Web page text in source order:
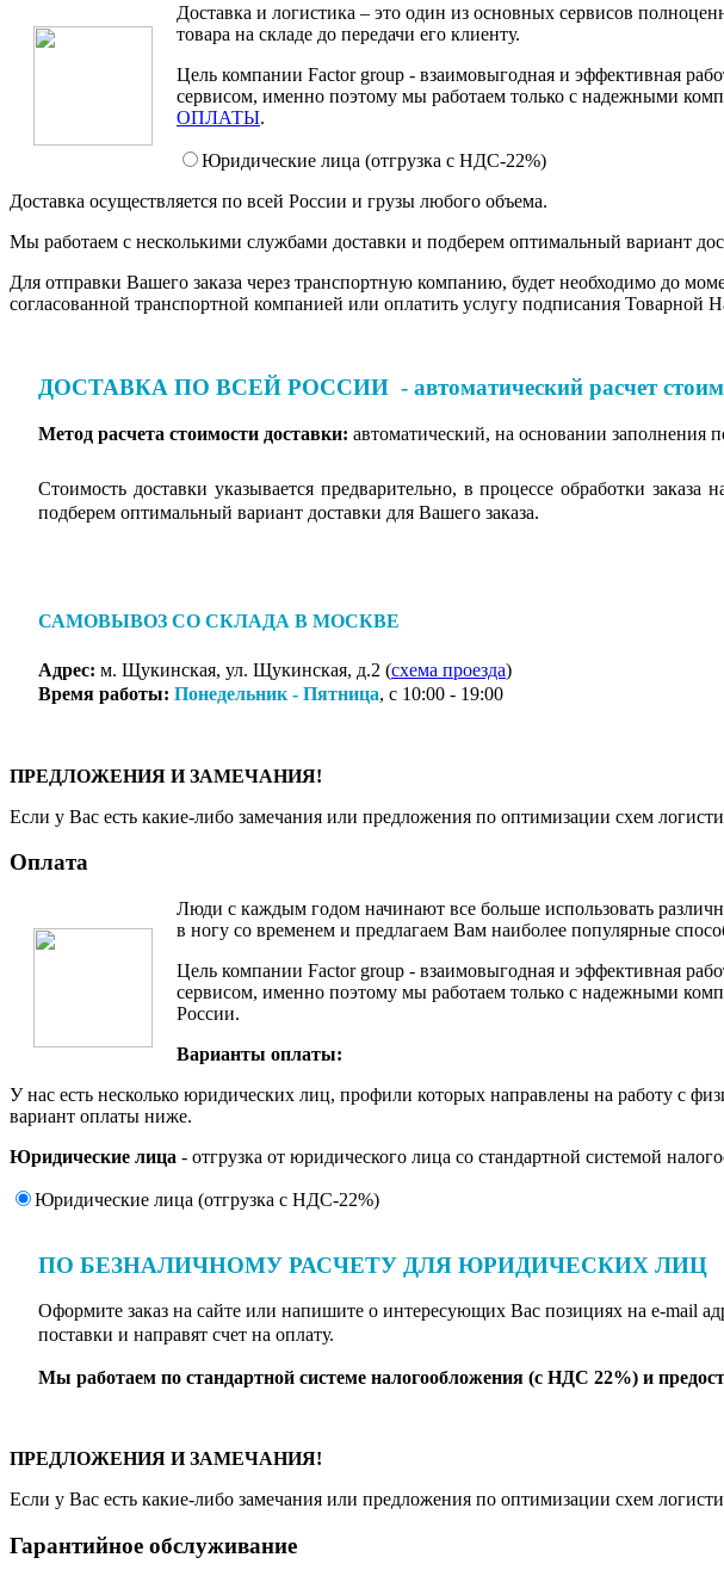
Доставка и логистика – это один из основных сервисов
товара на складе до передачи его клиенту.
Цель компании Factor group - взаимовыгодная и эффективная
сервисом, именно поэтому мы работаем только с надежными
ОПЛАТЫ.
Юридические лица (отгрузка c НДС-22%)
Доставка осуществляется по всей России и грузы любого объема.
Мы работаем с несколькими службами доставки и подберем оптимальный вариант
Для отправки Вашего заказа через транспортную компанию, будет необходимо до
согласованной транспортной компанией или оплатить услугу подписания Товарной
ДОСТАВКА ПО ВСЕЙ РОССИИ - автоматический расчет
Метод расчета стоимости доставки: автоматический, на основании заполнения
Стоимость доставки указывается предварительно, в процессе обработки
подберем оптимальный вариант доставки для Вашего заказа.
САМОВЫВОЗ СО СКЛАДА В МОСКВЕ
Адрес: м. Щукинская, ул. Щукинская, д.2 (схема проезда)
Время работы: Понедельник - Пятница, с 10:00 - 19:00
ПРЕДЛОЖЕНИЯ И ЗАМЕЧАНИЯ!
Если у Вас есть какие-либо замечания или предложения по оптимизации схем
Оплата
Люди с каждым годом начинают все больше использовать
в ногу со временем и предлагаем Вам наиболее популярные
Цель компании Factor group - взаимовыгодная и эффективная
сервисом, именно поэтому мы работаем только с надежными
России.
Варианты оплаты:
У нас есть несколько юридических лиц, профили которых направлены на работу с
вариант оплаты ниже.
Юридические лица - отгрузка от юридического лица со стандартной системой
Юридические лица (отгрузка c НДС-22%)
ПО БЕЗНАЛИЧНОМУ РАСЧЕТУ ДЛЯ ЮРИДИЧЕСКИХ ЛИЦ
Оформите заказ на сайте или напишите о интересующих Вас позициях на e-mail
поставки и направят счет на оплату.
Мы работаем по стандартной системе налогообложения (с НДС 22%) и
ПРЕДЛОЖЕНИЯ И ЗАМЕЧАНИЯ!
Если у Вас есть какие-либо замечания или предложения по оптимизации схем
Гарантийное обслуживание